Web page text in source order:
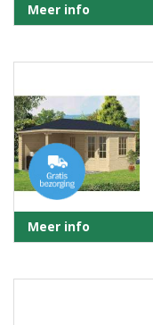
Meer info
Meer info